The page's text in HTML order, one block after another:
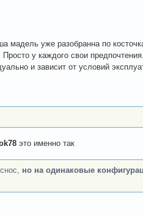
мадель уже разобранна по
у каждого свои
и зависит от условий
это именно так
но на одинаковые